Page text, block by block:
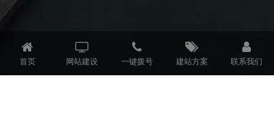
首页 网站建设 一键拨号 建站方案 联系我们